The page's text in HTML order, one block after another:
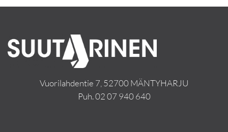
Vuorilahdentie 7, 52700 MÄNTYHARJU
Puh.02 07 940 640